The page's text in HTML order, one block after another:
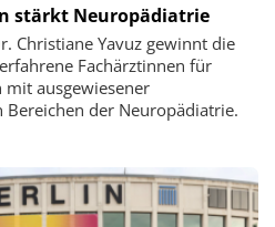
stärkt Neuropädiatrie
Christiane Yavuz gewinnt die
Fachärztinnen für
mit ausgewiesener
Bereichen der Neuropädiatrie.